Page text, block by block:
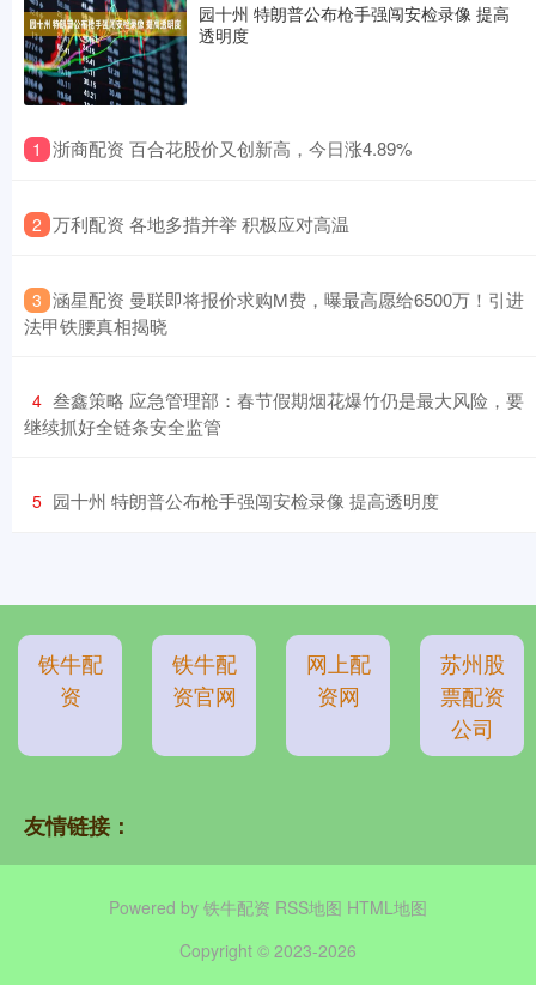
园十州 特朗普公布枪手强闯安检录像 提高
透明度
1 ​浙商配资 百合花股价又创新高，今日涨4.89%
2 ​万利配资 各地多措并举 积极应对高温
3 ​涵星配资 曼联即将报价求购M费，曝最高愿给6500万！引进
法甲铁腰真相揭晓
4 ​叁鑫策略 应急管理部：春节假期烟花爆竹仍是最大风险，要
继续抓好全链条安全监管
5 ​园十州 特朗普公布枪手强闯安检录像 提高透明度
铁牛配
资
铁牛配
资官网
网上配
资网
苏州股
票配资
公司
友情链接：
Powered by 铁牛配资 RSS地图 HTML地图
Copyright © 2023-2026